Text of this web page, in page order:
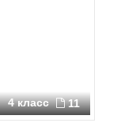
4 класс 11